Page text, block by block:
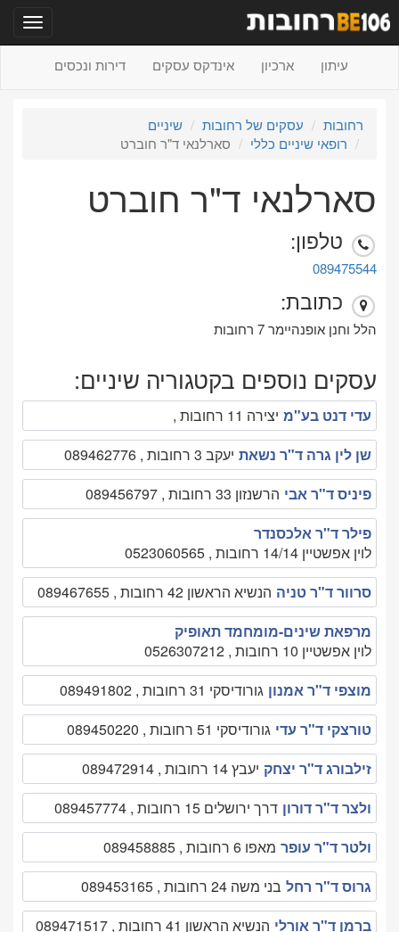
עיתון ארכיון אינדקס עסקים דירות ונכסים
רחובות עסקים של רחובות
שיניים
רופאי שיניים כללי
סארלנאי ד"ר חוברט
סארלנאי ד"ר חוברט
טלפון:
089475544
כתובת:
הלל וחנן אופנהיימר 7 רחובות
עסקים נוספים בקטגוריה שיניים:
עדי דנט בע"מ יצירה 11 רחובות ,
שן לין גרה ד"ר נשאת יעקב 3 רחובות , 089462776
פיניס ד"ר אבי הרשנזון 33 רחובות , 089456797
פילר ד"ר אלכסנדר
לוין אפשטיין 14/14 רחובות , 0523060565
סרוור ד"ר טניה הנשיא הראשון 42 רחובות , 089467655
מרפאת שינים-מומחמד תאופיק
לוין אפשטיין 10 רחובות , 0526307212
מוצפי ד"ר אמנון גורודיסקי 31 רחובות , 089491802
טורצקי ד"ר עדי גורודיסקי 51 רחובות , 089450220
זילבורג ד"ר יצחק יעבץ 14 רחובות , 089472914
ולצר ד"ר דורון דרך ירושלים 15 רחובות , 089457774
ולטר ד"ר עופר מאפו 6 רחובות , 089458885
גרוס ד"ר רחל בני משה 24 רחובות , 089453165
ברמן ד"ר אורלי הנשיא הראשון 41 רחובות , 089471517